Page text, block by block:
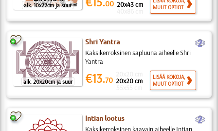
alk. 10x22cm ja suur 00 20x43 cm
MUUT OPTIOT
alk. 20x20cm ja suur
Shri Yantra b
Kaksikerroksinen sapluuna aiheelle Shri
Yantra
€13.70 20x20 cm
LISÄÄ KOKOJA,
MUUT OPTIOT
Intian lootus b
Kaksikerroksinen kaavain aiheelle Intian